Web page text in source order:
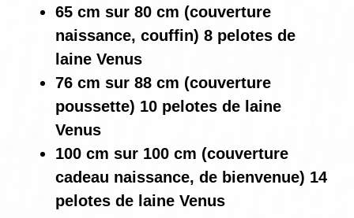
65 cm sur 80 cm (couverture
naissance, couffin) 8 pelotes de
laine Venus
76 cm sur 88 cm (couverture
poussette) 10 pelotes de laine
Venus
100 cm sur 100 cm (couverture
cadeau naissance, de bienvenue) 14
pelotes de laine Venus